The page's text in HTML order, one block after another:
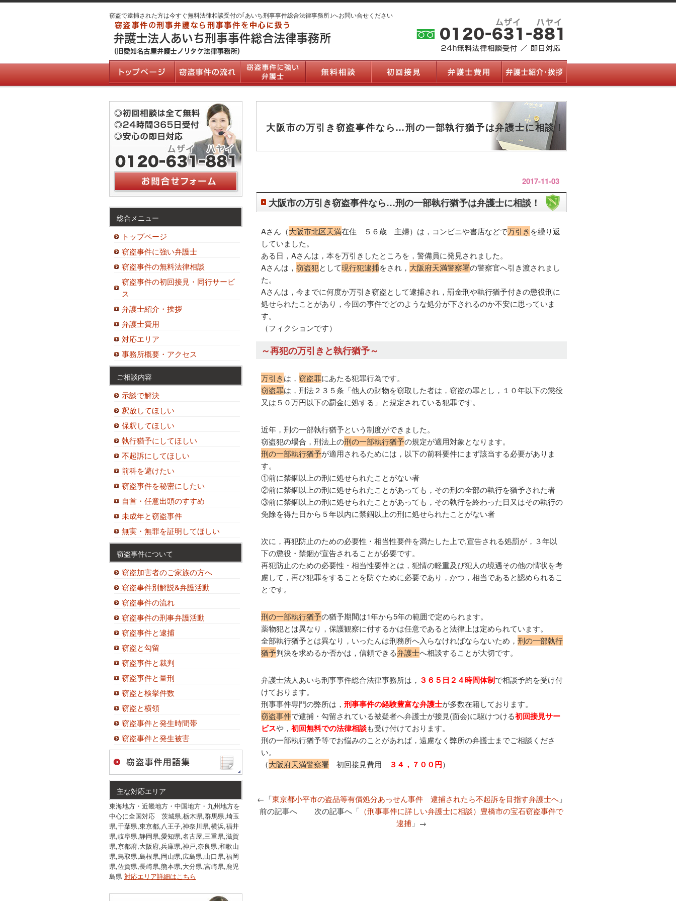
窃盗で逮捕された方は今すぐ無料法律相談受付の｢あいち刑事事件総合法律事務所｣へお問い合せください
大阪市の万引き窃盗事件なら…刑の一部執行猶予は弁護士に相談！
2017-11-03
大阪市の万引き窃盗事件なら…刑の一部執行猶予は弁護士に相談！
Aさん（大阪市北区天満在住 ５６歳 主婦）は，コンビニや書店などで万引き を繰り返
していました。
ある日，Aさんは，本を万引きしたところを，警備員に発見されました。
Aさんは， 窃盗犯として現行犯逮捕をされ， 大阪府天満警察署の警察官へ引き渡されまし
た。
Aさんは，今までに何度か万引き窃盗として逮捕され，罰金刑や執行猶予付きの懲役刑に
処せられたことがあり，今回の事件でどのような処分が下されるのか不安に思っていま
す。
（フィクションです）
～再犯の万引きと執行猶予～
万引きは， 窃盗罪にあたる犯罪行為です。
窃盗罪は，刑法２３５条「他人の財物を窃取した者は，窃盗の罪とし，１０年以下の懲役
又は５０万円以下の罰金に処する」と規定されている犯罪です。
近年，刑の一部執行猶予という制度ができました。
窃盗犯の場合，刑法上の刑の一部執行猶予の規定が適用対象となります。
刑の一部執行猶予が適用されるためには，以下の前科要件にまず該当する必要がありま
す。
①前に禁錮以上の刑に処せられたことがない者
②前に禁錮以上の刑に処せられたことがあっても，その刑の全部の執行を猶予された者
③前に禁錮以上の刑に処せられたことがあっても，その執行を終わった日又はその執行の
免除を得た日から５年以内に禁錮以上の刑に処せられたことがない者
次に，再犯防止のための必要性・相当性要件を満たした上で,宣告される処罰が，３年以
下の懲役・禁錮が宣告されることが必要です。
再犯防止のための必要性・相当性要件とは，犯情の軽重及び犯人の境遇その他の情状を考
慮して，再び犯罪をすることを防ぐために必要であり，かつ，相当であると認められるこ
とです。
刑の一部執行猶予の猶予期間は1年から5年の範囲で定められます。
薬物犯とは異なり，保護観察に付するかは任意であると法律上は定められています。
全部執行猶予とは異なり，いったんは刑務所へ入らなければならないため， 刑の一部執行
猶予判決を求めるか否かは，信頼できる弁護士へ相談することが大切です。
弁護士法人あいち刑事事件総合法律事務所は， ３６５日２４時間体制で相談予約を受け付
けております。
刑事事件専門の弊所は， 刑事事件の経験豊富な弁護士が多数在籍しております。
窃盗事件で逮捕・勾留されている被疑者へ弁護士が接見(面会)に駆けつける初回接見サー
ビスや， 初回無料での法律相談も受け付けております。
刑の一部執行猶予等でお悩みのことがあれば，遠慮なく弊所の弁護士までご相談くださ
い。
（大阪府天満警察署 初回接見費用 ３４，７００円）
←「東京都小平市の盗品等有償処分あっせん事件 逮捕されたら不起訴を目指す弁護士へ」
前の記事へ 次の記事へ「 （刑事事件に詳しい弁護士に相談）豊橋市の宝石窃盗事件で
逮捕 」→
総合メニュー
トップページ
窃盗事件に強い弁護士
窃盗事件の無料法律相談
窃盗事件の初回接見・同行サービ
ス
弁護士紹介・挨拶
弁護士費用
対応エリア
事務所概要・アクセス
ご相談内容
示談で解決
釈放してほしい
保釈してほしい
執行猶予にしてほしい
不起訴にしてほしい
前科を避けたい
窃盗事件を秘密にしたい
自首・任意出頭のすすめ
未成年と窃盗事件
無実・無罪を証明してほしい
窃盗事件について
窃盗加害者のご家族の方へ
窃盗事件別解説&弁護活動
窃盗事件の流れ
窃盗事件の刑事弁護活動
窃盗事件と逮捕
窃盗と勾留
窃盗事件と裁判
窃盗事件と量刑
窃盗と検挙件数
窃盗と横領
窃盗事件と発生時間帯
窃盗事件と発生被害
主な対応エリア
東海地方・近畿地方・中国地方・九州地方を
中心に全国対応 茨城県,栃木県,群馬県,埼玉
県,千葉県,東京都,八王子,神奈川県,横浜,福井
県,岐阜県,静岡県,愛知県,名古屋,三重県,滋賀
県,京都府,大阪府,兵庫県,神戸,奈良県,和歌山
県,鳥取県,島根県,岡山県,広島県,山口県,福岡
県,佐賀県,長崎県,熊本県,大分県,宮崎県,鹿児
島県 対応エリア詳細はこちら